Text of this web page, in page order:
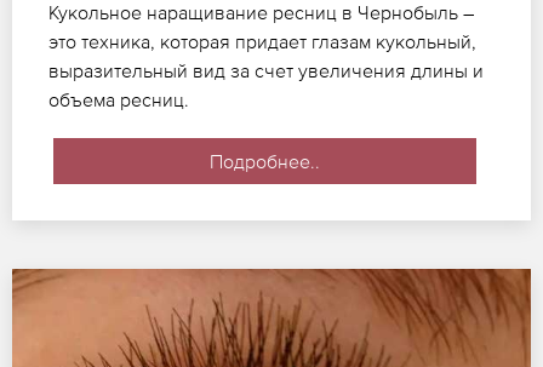
Кукольное наращивание ресниц в Чернобыль –
это техника, которая придает глазам кукольный,
выразительный вид за счет увеличения длины и
объема ресниц.
Подробнее..